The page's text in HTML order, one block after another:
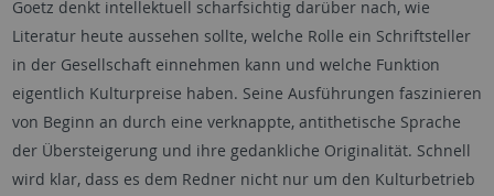
Goetz denkt intellektuell scharfsichtig darüber nach, wie
Literatur heute aussehen sollte, welche Rolle ein Schriftsteller
in der Gesellschaft einnehmen kann und welche Funktion
eigentlich Kulturpreise haben. Seine Ausführungen faszinieren
von Beginn an durch eine verknappte, antithetische Sprache
der Übersteigerung und ihre gedankliche Originalität. Schnell
wird klar, dass es dem Redner nicht nur um den Kulturbetrieb